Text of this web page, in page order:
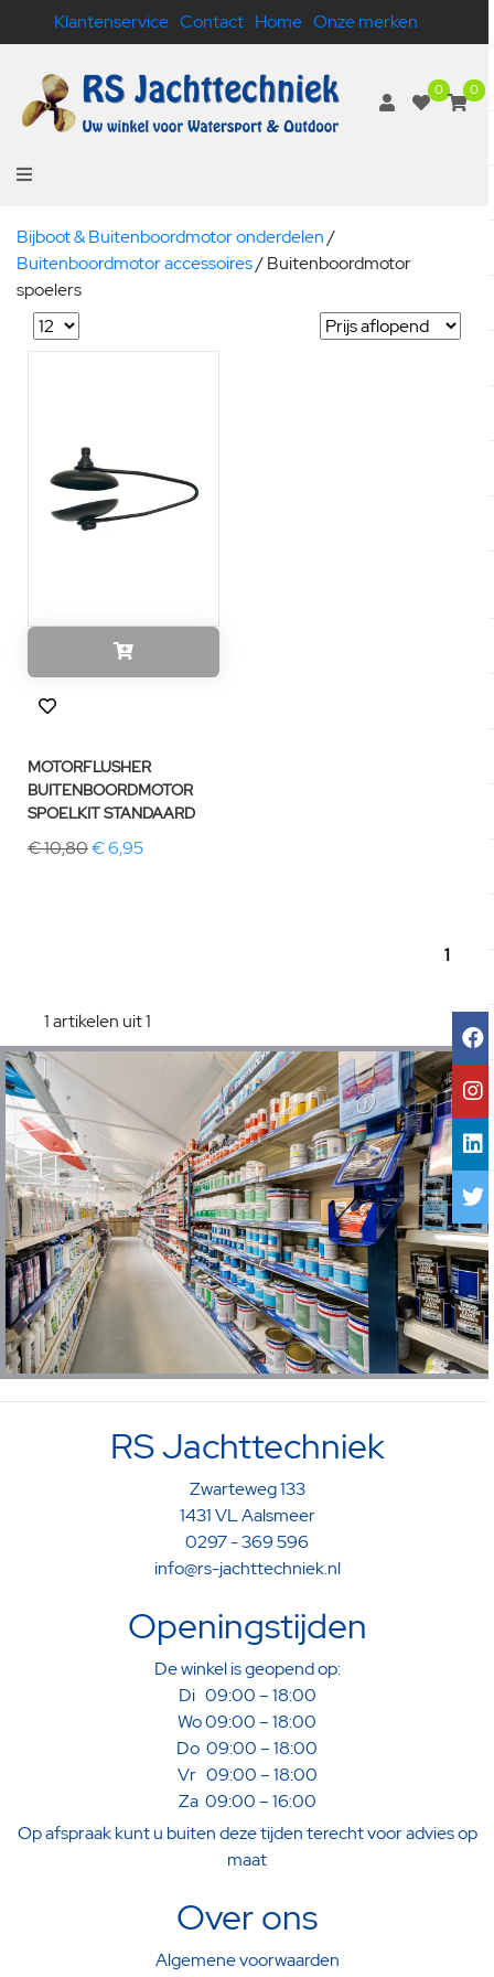
Klantenservice Contact Home Onze merken
0 0
Bijboot & Buitenboordmotor onderdelen/
Buitenboordmotor accessoires/Buitenboordmotor
spoelers
MOTORFLUSHER
BUITENBOORDMOTOR
SPOELKIT STANDAARD
€ 10,80€ 6,95
1
1 artikelen uit 1
RS Jachttechniek
Zwarteweg 133
1431 VL Aalsmeer
0297 - 369 596
info@rs-jachttechniek.nl
Openingstijden
De winkel is geopend op:
Di 09:00 – 18:00
Wo 09:00 – 18:00
Do 09:00 – 18:00
Vr 09:00 – 18:00
Za 09:00 – 16:00
Op afspraak kunt u buiten deze tijden terecht voor advies op
maat
Over ons
Algemene voorwaarden